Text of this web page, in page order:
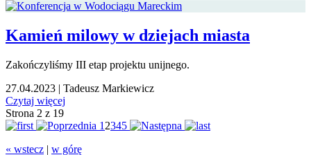
Kamień milowy w dziejach miasta
Zakończyliśmy III etap projektu unijnego.
27.04.2023 | Tadeusz Markiewicz
Czytaj więcej
Strona 2 z 19
1 2345
« wstecz | w górę